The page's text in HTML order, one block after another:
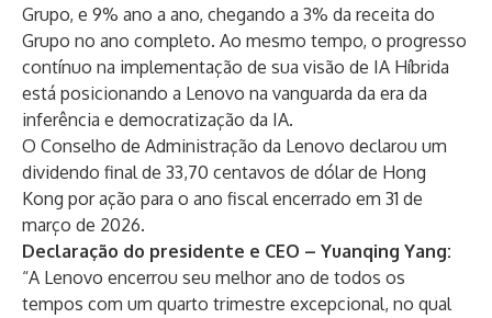
Grupo, e 9% ano a ano, chegando a 3% da receita do
Grupo no ano completo. Ao mesmo tempo, o progresso
contínuo na implementação de sua visão de IA Híbrida
está posicionando a Lenovo na vanguarda da era da
inferência e democratização da IA.
O Conselho de Administração da Lenovo declarou um
dividendo final de 33,70 centavos de dólar de Hong
Kong por ação para o ano fiscal encerrado em 31 de
março de 2026.
Declaração do presidente e CEO – Yuanqing Yang:
“A Lenovo encerrou seu melhor ano de todos os
tempos com um quarto trimestre excepcional, no qual